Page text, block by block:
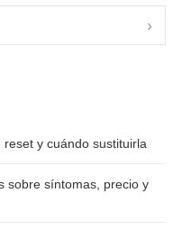
y cuándo sustituirla
sobre síntomas, precio y